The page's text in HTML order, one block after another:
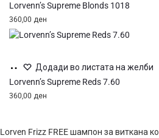
кошница
Lorvenn’s Supreme Blonds 1018
360,00 ден
Додај
кошница
Додади во листата на желби
Lorvenn’s Supreme Reds 7.60
360,00 ден
Lorven Frizz FREE шампон за виткана